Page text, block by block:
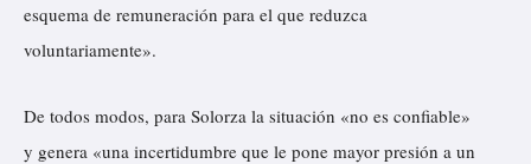
esquema de remuneración para el que reduzca
voluntariamente».
De todos modos, para Solorza la situación «no es confiable»
y genera «una incertidumbre que le pone mayor presión a un